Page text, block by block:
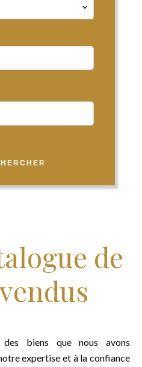
de
des biens que nous avons
expertise et à la confiance